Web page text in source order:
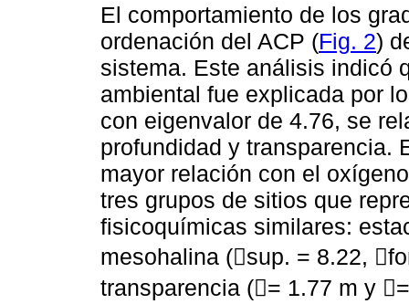
El comportamiento de los
ordenación del ACP (Fig. 2)
sistema. Este análisis indicó
ambiental fue explicada por
con eigenvalor de 4.76, se
profundidad y transparencia.
mayor relación con el
tres grupos de sitios que
fisicoquímicas similares:
mesohalina (sup. = 8.22,
transparencia (= 1.77 m y